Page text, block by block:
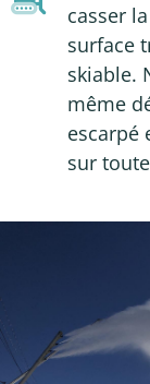
casser
surface
skiable.
même
escarpé
sur